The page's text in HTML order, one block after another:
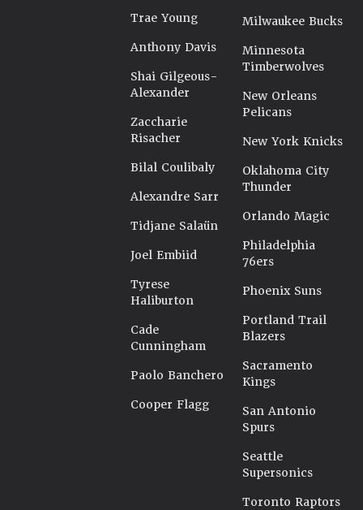
Trae Young
Anthony Davis
Shai Gilgeous-
Alexander
Zaccharie
Risacher
Bilal Coulibaly
Alexandre Sarr
Tidjane Salaün
Joel Embiid
Tyrese
Haliburton
Cade
Cunningham
Paolo Banchero
Cooper Flagg
Milwaukee Bucks
Minnesota
Timberwolves
New Orleans
Pelicans
New York Knicks
Oklahoma City
Thunder
Orlando Magic
Philadelphia
76ers
Phoenix Suns
Portland Trail
Blazers
Sacramento
Kings
San Antonio
Spurs
Seattle
Supersonics
Toronto Raptors